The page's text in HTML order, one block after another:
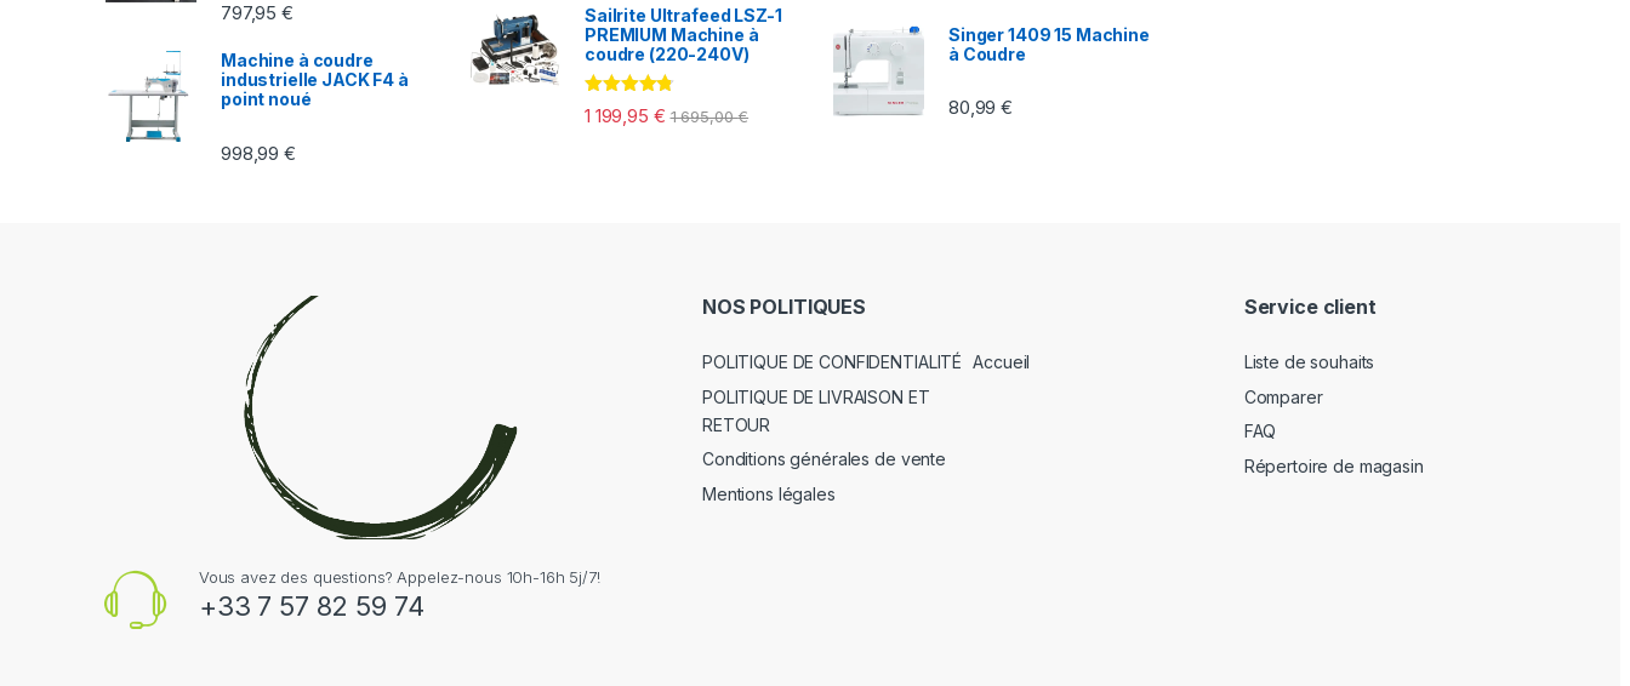
797,95€
Machine à coudre
industrielle JACK F4 à
point noué
998,99€
Sailrite Ultrafeed LSZ-1
PREMIUM Machine à
coudre (220-240V)
Note 4.60
sur 5
1 199,95 € 1 695,00€
Singer 1409 15 Machine
à Coudre
80,99€
Vous avez des questions? Appelez-nous 10h-16h 5j/7!
+33 7 57 82 59 74
NOS POLITIQUES
POLITIQUE DE CONFIDENTIALITÉ
POLITIQUE DE LIVRAISON ET
RETOUR
Conditions générales de vente
Mentions légales
Accueil
Service client
Liste de souhaits
Comparer
FAQ
Répertoire de magasin